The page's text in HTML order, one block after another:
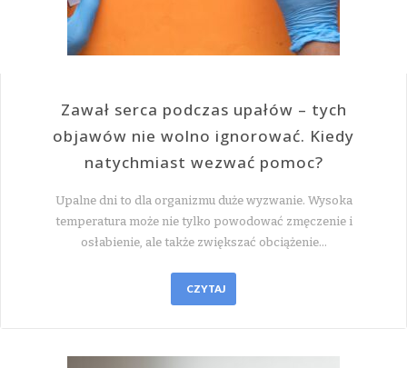
Zawał serca podczas upałów – tych
objawów nie wolno ignorować. Kiedy
natychmiast wezwać pomoc?
Upalne dni to dla organizmu duże wyzwanie. Wysoka
temperatura może nie tylko powodować zmęczenie i
osłabienie, ale także zwiększać obciążenie…
CZYTAJ